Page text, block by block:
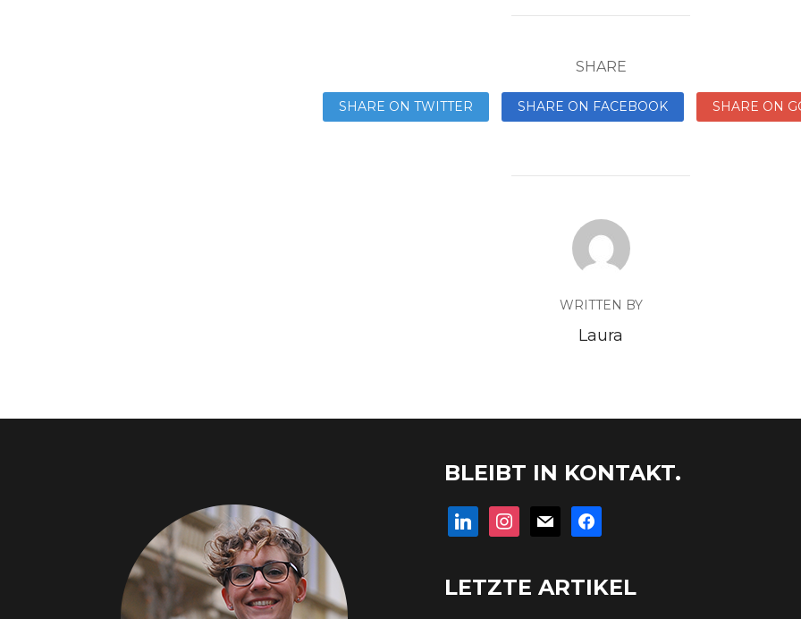
SHARE
SHARE ON TWITTER SHARE ON FACEBOOK SHARE ON
WRITTEN BY
Laura
BLEIBT IN KONTAKT.
linkedininstagram
mail facebook
LETZTE ARTIKEL